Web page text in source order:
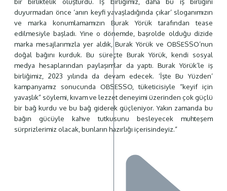
duyurmadan önce ‘anın keyfi yavaşladığında çıkar’ sloganımızın
ve marka konumlamamızın Burak Yörük tarafından tease
edilmesiyle başladı. Yine o dönemde, başrolde olduğu dizide
marka mesajlarımızla yer aldık, Burak Yörük ve OBSESSO’nun
doğal bağını kurduk. Bu süreçte Burak Yörük, kendi sosyal
medya hesaplarından paylaşımlar da yaptı. Burak Yörük’le iş
birliğimiz, 2023 yılında da devam edecek. ‘İşte Bu Yüzden’
kampanyamız sonucunda OBSESSO, tüketicisiyle “keyif için
yavaşlık” söylemi, kıvam ve lezzet deneyimi üzerinden çok güçlü
bir bağ kurdu ve bu bağ giderek güçleniyor. Yakın zamanda bu
bağın gücüyle kahve tutkusunu besleyecek muhteşem
sürprizlerimiz olacak, bunların hazırlığı içerisindeyiz.”